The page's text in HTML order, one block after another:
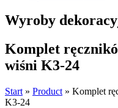
Wyroby
Komplet
wiśni K3-24
Start » Product » Komplet
K3-24